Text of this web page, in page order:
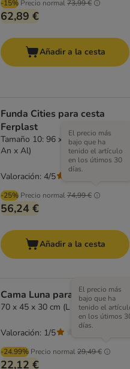
-15% Precio normal73,99 €
62,89 €
Añadir a la cesta
Funda Cities para cesta
Ferplast
Tamaño 10: 96 x 71 x 32 cm (L x
An x Al)
-25% Precio normal74,99 €
El precio más
bajo que ha
tenido el artículo
en los útimos 30
días.
56,24 €
Valoración: 4/5
Añadir a la cesta
Cama Luna para mascotas
70 x 45 x 30 cm (L x An x Al)
-24.99% Precio normal29,49 €
El precio más
bajo que ha
tenido el
en los útimos
días.
22,12 €
Valoración: 1/5